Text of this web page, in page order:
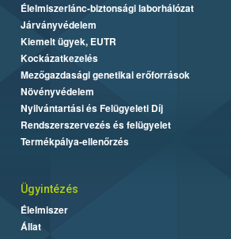
Élelmiszerlánc-biztonsági laborhálózat
Járványvédelem
Kiemelt ügyek, EUTR
Kockázatkezelés
Mezőgazdasági genetikai erőforrások
Növényvédelem
Nyilvántartási és Felügyeleti Díj
Rendszerszervezés és felügyelet
Termékpálya-ellenőrzés
Ügyintézés
Élelmiszer
Állat